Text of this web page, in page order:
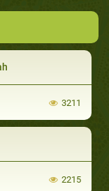
3211
2215